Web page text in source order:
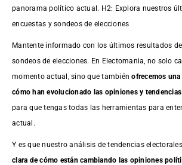
panorama político actual. H2: Explora nuestros
encuestas y sondeos de elecciones
Mantente informado con los últimos resultados
sondeos de elecciones. En Electomania, no solo
momento actual, sino que tambiénofrecemos
cómo han evolucionado las opiniones y
para que tengas todas las herramientas para
actual.
Y es que nuestro análisis de tendencias
clara de cómo están cambiando las opiniones